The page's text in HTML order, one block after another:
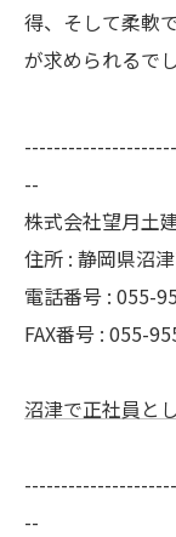
得、そして柔軟
が求められるでし
--
株式会社望月土
住所 : 静岡県沼
電話番号 : 055-
FAX番号 : 055-
沼津で正社員と
--